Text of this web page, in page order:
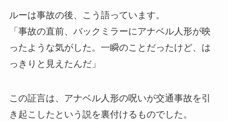
ルーは事故の後、こう語っています。
「事故の直前、バックミラーにアナベル人形が映
ったような気がした。一瞬のことだったけど、は
っきりと見えたんだ」
この証言は、アナベル人形の呪いが交通事故を引
き起こしたという説を裏付けるものでした。